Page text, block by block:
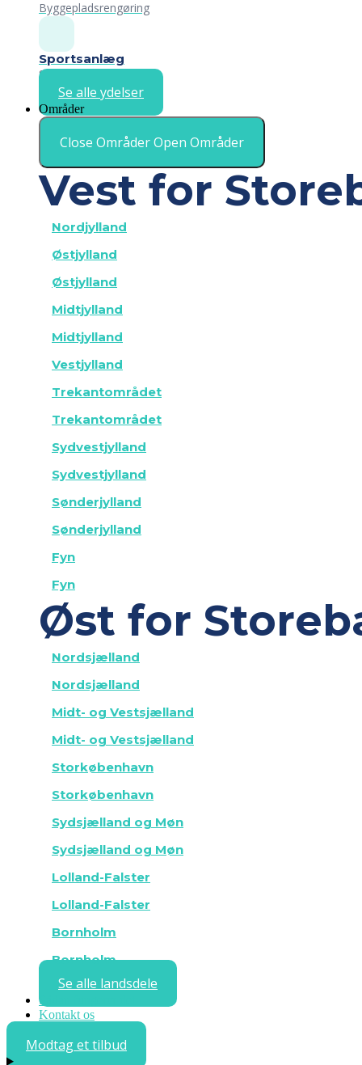
Byggepladsrengøring
Sportsanlæg
Sportsrengøring
Se alle ydelser
Områder
Close OmråderOpen Områder
Vest for
Nordjylland
Østjylland
Østjylland
Midtjylland
Midtjylland
Vestjylland
Trekantområdet
Trekantområdet
Sydvestjylland
Sydvestjylland
Sønderjylland
Sønderjylland
Fyn
Fyn
Øst for
Nordsjælland
Nordsjælland
Midt- og Vestsjælland
Midt- og Vestsjælland
Storkøbenhavn
Storkøbenhavn
Sydsjælland og Møn
Sydsjælland og Møn
Lolland-Falster
Lolland-Falster
Bornholm
Bornholm
Se alle landsdele
Sådan fungerer det
Kontakt os
Modtag et tilbud